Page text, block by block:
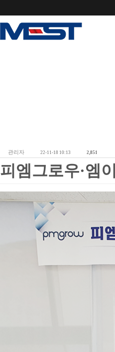
관리자 22-11-18 10:13 2,851
피엠그로우·엠